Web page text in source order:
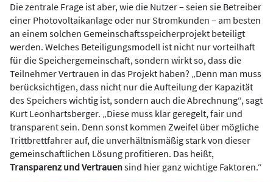
Die zentrale Frage ist aber, wie die Nutzer – seien sie Betreiber
einer Photovoltaikanlage oder nur Stromkunden – am besten
an einem solchen Gemeinschaftsspeicherprojekt beteiligt
werden. Welches Beteiligungsmodell ist nicht nur vorteilhaft
für die Speichergemeinschaft, sondern wirkt so, dass die
Teilnehmer Vertrauen in das Projekt haben? „Denn man muss
berücksichtigen, dass nicht nur die Aufteilung der Kapazität
des Speichers wichtig ist, sondern auch die Abrechnung“, sagt
Kurt Leonhartsberger. „Diese muss klar geregelt, fair und
transparent sein. Denn sonst kommen Zweifel über mögliche
Trittbrettfahrer auf, die unverhältnismäßig stark von dieser
gemeinschaftlichen Lösung profitieren. Das heißt,
Transparenz und Vertrauensind hier ganz wichtige Faktoren.“